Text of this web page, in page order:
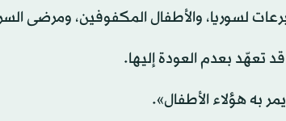
لسوريا، والأطفال المكفوفين، ومرضى
تعهّد بعدم العودة إليها.
به هؤلاء الأطفال».